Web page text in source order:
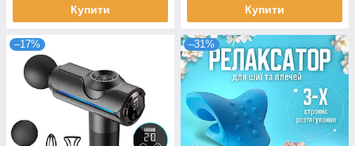
Купити Купити
–17% –31%